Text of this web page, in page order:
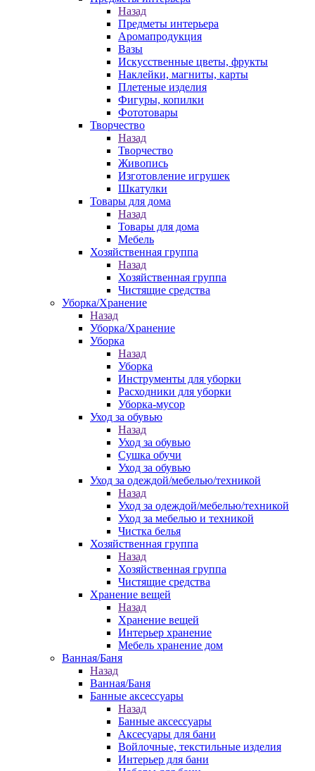
Назад
Предметы интерьера
Аромапродукция
Вазы
Искусственные цветы, фрукты
Наклейки, магниты, карты
Плетеные изделия
Фигуры, копилки
Фототовары
Творчество
Назад
Творчество
Живопись
Изготовление игрушек
Шкатулки
Товары для дома
Назад
Товары для дома
Мебель
Хозяйственная группа
Назад
Хозяйственная группа
Чистящие средства
Уборка/Хранение
Назад
Уборка/Хранение
Уборка
Назад
Уборка
Инструменты для уборки
Расходники для уборки
Уборка-мусор
Уход за обувью
Назад
Уход за обувью
Сушка обучи
Уход за обувью
Уход за одеждой/мебелью/техникой
Назад
Уход за одеждой/мебелью/техникой
Уход за мебелью и техникой
Чистка белья
Хозяйственная группа
Назад
Хозяйственная группа
Чистящие средства
Хранение вещей
Назад
Хранение вещей
Интерьер хранение
Мебель хранение дом
Ванная/Баня
Назад
Ванная/Баня
Банные аксессуары
Назад
Банные аксессуары
Аксесуары для бани
Войлочные, текстильные изделия
Интерьер для бани